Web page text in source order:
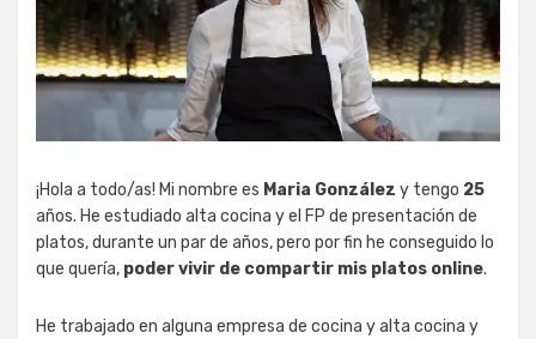
¡Hola a todo/as! Mi nombre es Maria González y tengo 25
años. He estudiado alta cocina y el FP de presentación de
platos, durante un par de años, pero por fin he conseguido lo
que quería, poder vivir de compartir mis platos online.
He trabajado en alguna empresa de cocina y alta cocina y